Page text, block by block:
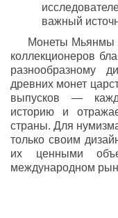
важный
Монеты Мьянмы
коллекционеров
разнообразному
древних монет
выпусков —
историю и
страны. Для
только своим
их ценными
международном